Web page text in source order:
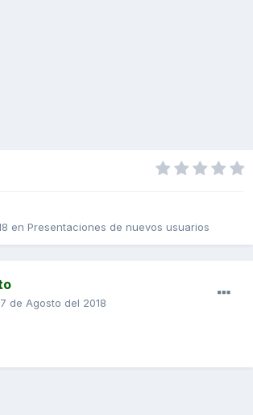
en Presentaciones de nuevos usuarios
7 de Agosto del 2018